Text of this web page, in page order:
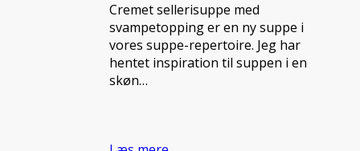
Cremet sellerisuppe med
svampetopping er en ny suppe i
vores suppe-repertoire. Jeg har
hentet inspiration til suppen i en
skøn…